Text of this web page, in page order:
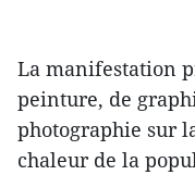
La manifestation
peinture, de
photographie sur
chaleur de la